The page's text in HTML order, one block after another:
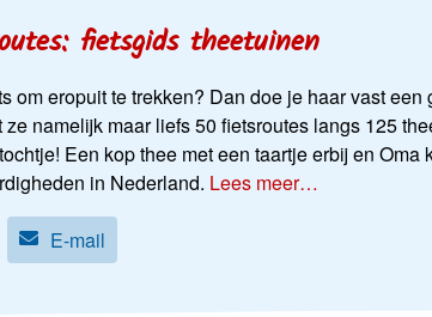
fietsgids theetuinen
om eropuit te trekken? Dan doe je haar vast
namelijk maar liefs 50 fietsroutes langs 125
Een kop thee met een taartje erbij en
in Nederland. Lees meer…
E-mail